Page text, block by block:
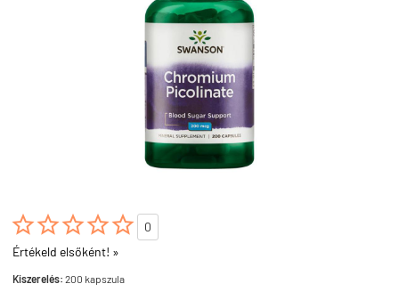

0
Értékeld elsőként! »
Kiszerelés: 200 kapszula